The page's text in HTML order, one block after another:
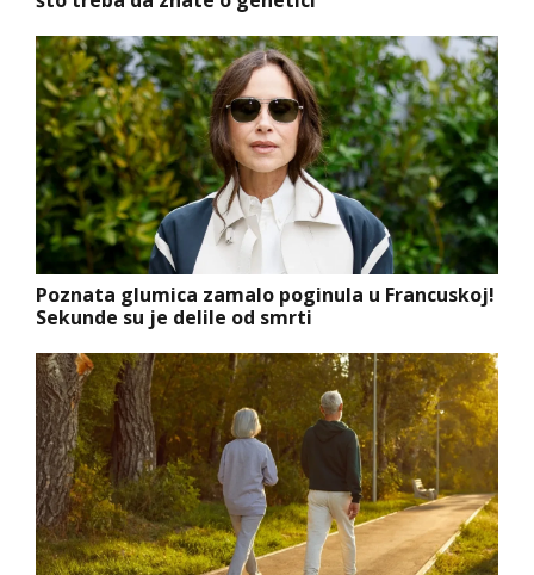
Poznata glumica zamalo poginula u Francuskoj!
Sekunde su je delile od smrti